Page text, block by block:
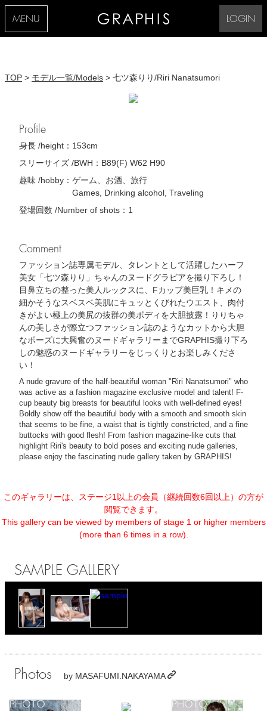
MENU LOGIN
TOP > モデル一覧/Models > 七ツ森りり/Riri Nanatsumori
Profile
身長 /height： 153cm
スリーサイズ /BWH： B89(F) W62 H90
趣味 /hobby： ゲーム、お酒、旅行
Games, Drinking alcohol, Traveling
登場回数 /Number of shots： 1
Comment
ファッション誌専属モデル、タレントとして活躍したハーフ
美女「七ツ森りり」ちゃんのヌードグラビアを撮り下ろし！
目鼻立ちの整った美人ルックスに、Fカップ美巨乳！キメの
細かそうなスベスベ美肌にキュッとくびれたウエスト、肉付
きがよい極上の美尻の抜群の美ボディを大胆披露！りりちゃ
んの美しさが際立つファッション誌のようなカットから大胆
なポーズに大興奮のヌードギャラリーまでGRAPHIS撮り下ろ
しの魅惑のヌードギャラリーをじっくりとお楽しみくださ
い！
A nude gravure of the half-beautiful woman "Riri Nanatsumori" who
was active as a fashion magazine exclusive model and talent! F-
cup beauty big breasts for beautiful looks with well-defined eyes!
Boldly show off the beautiful body with a smooth and smooth skin
that seems to be fine, a waist that is tightly constricted, and a fine
buttocks with good flesh! From fashion magazine-like cuts that
highlight Riri's beauty to bold poses and exciting nude galleries,
please enjoy the fascinating nude gallery taken by GRAPHIS!
このギャラリーは、ステージ1以上の会員（継続回数6回以上）の方が
閲覧できます。
This gallery can be viewed by members of stage 1 or higher members
(more than 6 times in a row).
SAMPLE GALLERY
Photos by MASAFUMI.NAKAYAMA